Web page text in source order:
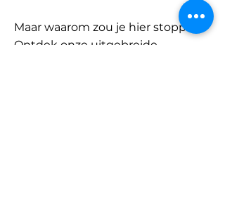
Maar waarom zou je hier stoppen?
Ontdek onze uitgebreide